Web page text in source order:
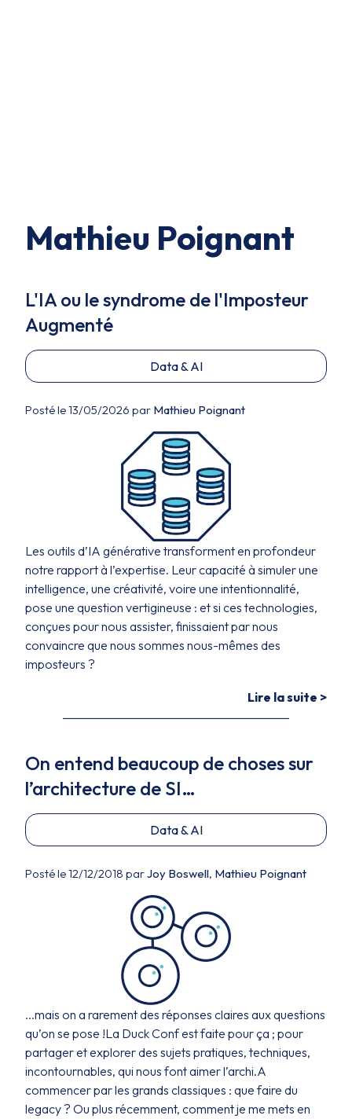
Mathieu Poignant
L'IA ou le syndrome de l'Imposteur
Augmenté
Data & AI
Posté le 13/05/2026 par Mathieu Poignant
Les outils d’IA générative transforment en profondeur
notre rapport à l’expertise. Leur capacité à simuler une
intelligence, une créativité, voire une intentionnalité,
pose une question vertigineuse : et si ces technologies,
conçues pour nous assister, finissaient par nous
convaincre que nous sommes nous-mêmes des
imposteurs ?
Lire la suite >
On entend beaucoup de choses sur
l’architecture de SI…
Data & AI
Posté le 12/12/2018 parJoy Boswell, Mathieu Poignant
...mais on a rarement des réponses claires aux questions
qu’on se pose !La Duck Conf est faite pour ça ; pour
partager et explorer des sujets pratiques, techniques,
incontournables, qui nous font aimer l’archi.A
commencer par les grands classiques : que faire du
legacy ? Ou plus récemment, comment je me mets en